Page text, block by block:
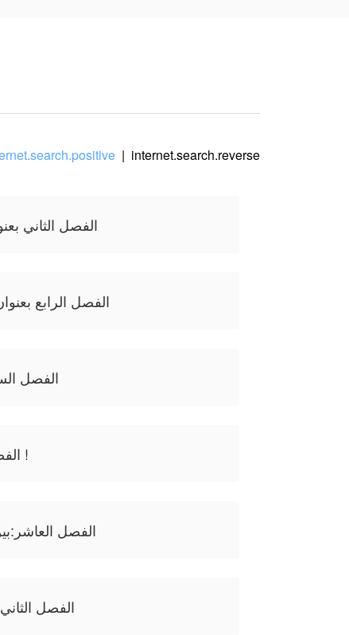
| internet.search.reverse
الفصل الثاني
الفصل الرابع
الفصل
الفصل الثامن : الحريق !
الفصل
الفصل